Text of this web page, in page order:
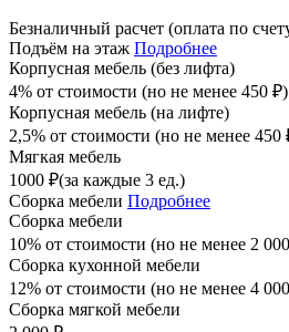
Безналичный расчет (оплата по
Подъём на этаж Подробнее
Корпусная мебель (без лифта)
4% от стоимости (но не менее 450 ₽)
Корпусная мебель (на лифте)
2,5% от стоимости (но не менее 450
Мягкая мебель
1000 ₽(за каждые 3 ед.)
Сборка мебели Подробнее
Сборка мебели
10% от стоимости (но не менее 2 000
Сборка кухонной мебели
12% от стоимости (но не менее 4 000
Сборка мягкой мебели